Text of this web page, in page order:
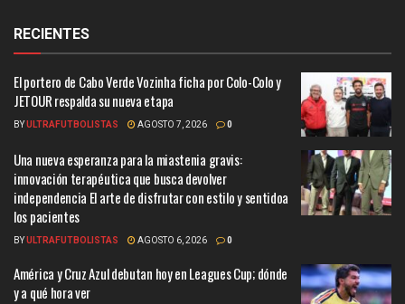
RECIENTES
El portero de Cabo Verde Vozinha ficha por Colo-Colo y
JETOUR respalda su nueva etapa
BYULTRAFUTBOLISTAS AGOSTO 7, 2026 0
Una nueva esperanza para la miastenia gravis:
innovación terapéutica que busca devolver
independencia El arte de disfrutar con estilo y sentidoa
los pacientes
BYULTRAFUTBOLISTAS AGOSTO 6, 2026 0
América y Cruz Azul debutan hoy en Leagues Cup; dónde
y a qué hora ver